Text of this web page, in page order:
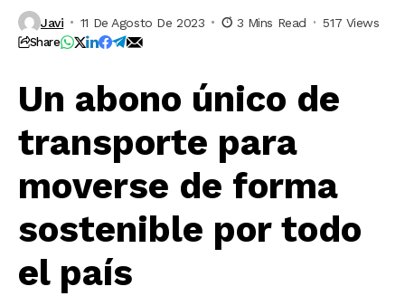
Javi 11 De Agosto De 2023 3 Mins Read 517 Views
Share
Un abono único de
transporte para
moverse de forma
sostenible por todo
el país